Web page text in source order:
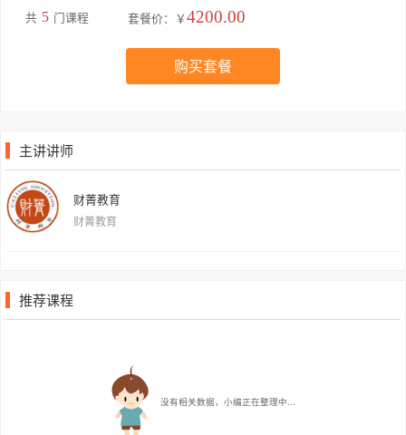
共 5 门课程 套餐价：￥ 4200.00
购买套餐
主讲讲师
财菁教育
财菁教育
推荐课程
没有相关数据，小编正在整理中...